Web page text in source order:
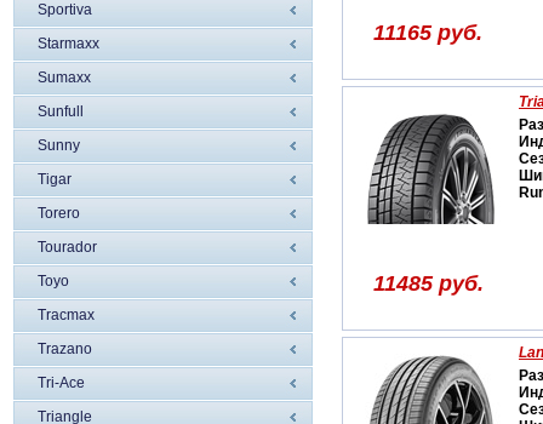
Sportiva
Starmaxx
Sumaxx
Sunfull
Sunny
Tigar
Torero
Tourador
Toyo
Tracmax
Trazano
Tri-Ace
Triangle
11165 руб.
11485 руб.